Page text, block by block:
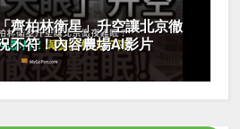
齊柏林衛星」升空讓北京徹
不符！內容農場AI影片